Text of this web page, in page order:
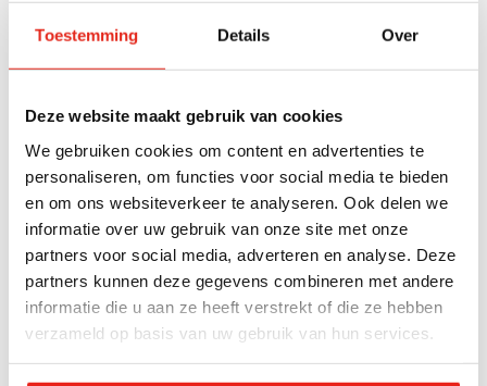
Toestemming Details Over
Deze website maakt gebruik van cookies
We gebruiken cookies om content en advertenties te
personaliseren, om functies voor social media te bieden
en om ons websiteverkeer te analyseren. Ook delen we
informatie over uw gebruik van onze site met onze
partners voor social media, adverteren en analyse. Deze
partners kunnen deze gegevens combineren met andere
informatie die u aan ze heeft verstrekt of die ze hebben
verzameld op basis van uw gebruik van hun services.
Een consultatie is ook mogelijk zonder dit
formulier. Neem hiervoor telefonisch of per e-
contactgegevens hierboven).
Deel 2
– Aanmelding na consultatie
Dit deel vul je in als vervolg op deel 1.
Hierin noteer je de gegevens van de jeugdige
en het netwerk.
Deel 1 & 2– Directe aanmelding
Bij een directe aanmelding vul je beide delen
volledig in: zowel de inhoud als de gegevens.
problemen heeft op verschillende gebieden,
of opvoedingsproblemen. Minimaal een keer
per week komt een professional langs om te
zien wat er nodig is en hulp te bieden. Het
doel is om een veilige en gezonde situatie te
creëren voor zowel ouders als kinderen.
Doelgroep
Kinderen
Jongeren
Indicatie
Jw
Wlz